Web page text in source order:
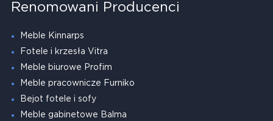
Renomowani Producenci
Meble Kinnarps
Fotele i krzesła Vitra
Meble biurowe Profim
Meble pracownicze Furniko
Bejot fotele i sofy
Meble gabinetowe Balma